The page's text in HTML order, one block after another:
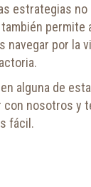
estrategias
permite
navegar por la
alguna de
nosotros y
fácil.